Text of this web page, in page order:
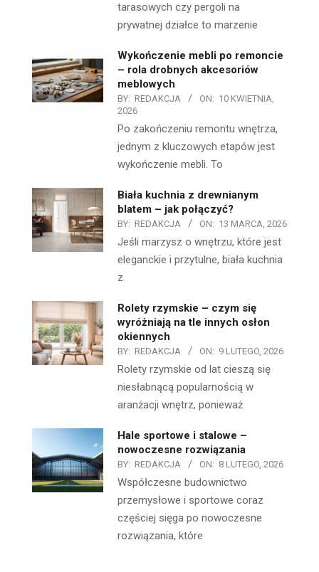
tarasowych czy pergoli na
prywatnej działce to marzenie
Wykończenie mebli po remoncie
– rola drobnych akcesoriów
meblowych
BY: REDAKCJA ON: 10 KWIETNIA,
2026
Po zakończeniu remontu wnętrza,
jednym z kluczowych etapów jest
wykończenie mebli. To
Biała kuchnia z drewnianym
blatem – jak połączyć?
BY: REDAKCJA ON: 13 MARCA, 2026
Jeśli marzysz o wnętrzu, które jest
eleganckie i przytulne, biała kuchnia
z
Rolety rzymskie – czym się
wyróżniają na tle innych osłon
okiennych
BY: REDAKCJA ON: 9 LUTEGO, 2026
Rolety rzymskie od lat cieszą się
niesłabnącą popularnością w
aranżacji wnętrz, ponieważ
Hale sportowe i stalowe –
nowoczesne rozwiązania
BY: REDAKCJA ON: 8 LUTEGO, 2026
Współczesne budownictwo
przemysłowe i sportowe coraz
częściej sięga po nowoczesne
rozwiązania, które